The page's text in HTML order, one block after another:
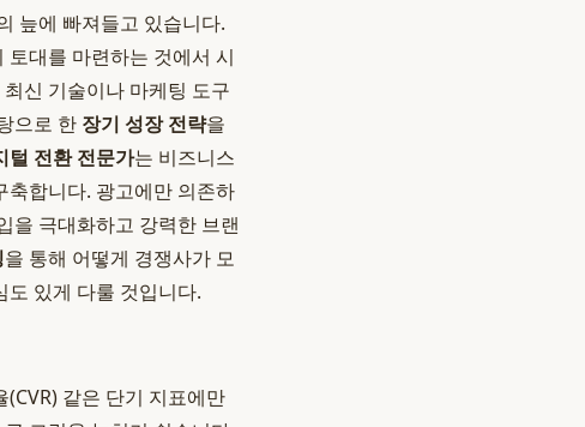
늪에 빠져들고 있습니다.
대를 마련하는 것에서 시
신 기술이나 마케팅 도구
으로 한 장기 성장 전략을
털 전환 전문가는 비즈니스
축합니다. 광고에만 의존하
을 극대화하고 강력한 브랜
을 통해 어떻게 경쟁사가 모
있게 다룰 것입니다.
같은 단기 지표에만